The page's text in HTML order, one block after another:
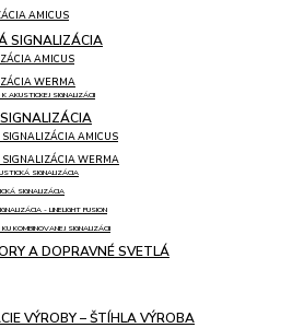
AMICUS
SIGNALIZÁCIA
AMICUS
WERMA
AKUSTICKEJ SIGNALIZÁCII
SIGNALIZÁCIA AMICUS
SIGNALIZÁCIA WERMA
SIGNALIZÁCIA
SIGNALIZÁCIA
- LINELIGHT FUSION
KOMBINOVANEJ SIGNALIZÁCII
A DOPRAVNÉ SVETLÁ
VÝROBY – ŠTÍHLA VÝROBA